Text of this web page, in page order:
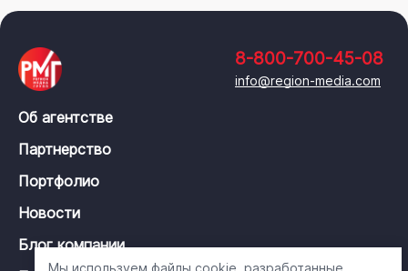
8-800-700-45-08
info@region-media.com
Об агентстве
Партнерство
Портфолио
Новости
Блог компании
Мы используем файлы cookie, разработанные